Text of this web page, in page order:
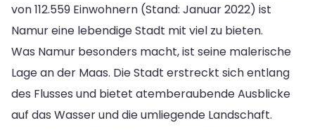
von 112.559 Einwohnern (Stand: Januar 2022) ist
Namur eine lebendige Stadt mit viel zu bieten.
Was Namur besonders macht, ist seine malerische
Lage an der Maas. Die Stadt erstreckt sich entlang
des Flusses und bietet atemberaubende Ausblicke
auf das Wasser und die umliegende Landschaft.